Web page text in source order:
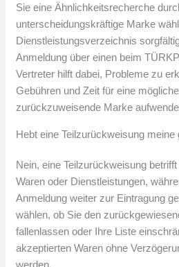
Sie eine Ähnlichkeitsrecherche
unterscheidungskräftige Marke
Dienstleistungsverzeichnis
Anmeldung über einen beim
Vertreter hilft dabei, Probleme zu
Gebühren und Zeit für eine
zurückzuweisende Marke
Hebt eine Teilzurückweisung
Nein, eine Teilzurückweisung
Waren oder Dienstleistungen,
Anmeldung weiter zur Eintragung
wählen, ob Sie den
fallenlassen oder Ihre Liste
akzeptierten Waren ohne
werden.